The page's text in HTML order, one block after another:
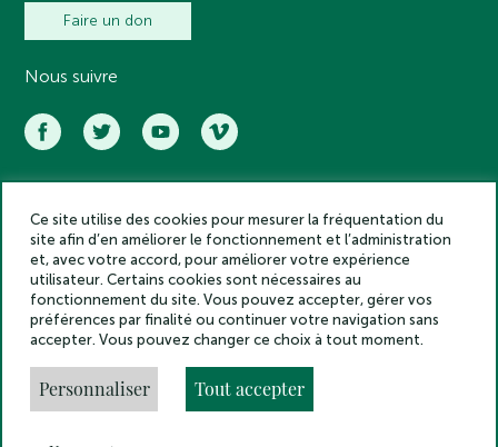
Faire un don
Nous suivre
Académie des inscriptions et belles lettres – Tous droits réservés
2025
Politique de confidentialité
Mentions légales
Crédits
Gestion des cookies
Made by
Ce site utilise des cookies pour mesurer la fréquentation du
site afin d’en améliorer le fonctionnement et l’administration
et, avec votre accord, pour améliorer votre expérience
utilisateur. Certains cookies sont nécessaires au
fonctionnement du site. Vous pouvez accepter, gérer vos
préférences par finalité ou continuer votre navigation sans
accepter. Vous pouvez changer ce choix à tout moment.
Personnaliser Tout accepter